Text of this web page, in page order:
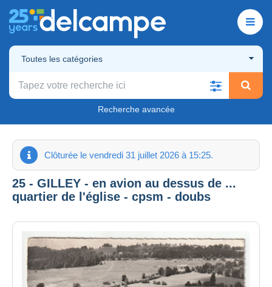
Toutes les catégories
Recherche avancée
Clôturée le vendredi 31 juillet 2026 à 15:25.
25 - GILLEY - en avion au dessus de ...
quartier de l'église - cpsm - doubs